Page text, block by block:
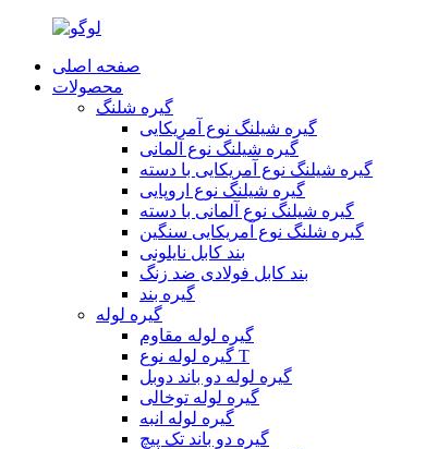
صفحه اصلی
محصولات
گیره شلنگ
گیره شیلنگ نوع آمریکایی
گیره شیلنگ نوع آلمانی
گیره شیلنگ نوع آمریکایی با دسته
گیره شیلنگ نوع اروپایی
گیره شیلنگ نوع آلمانی با دسته
گیره شلنگ نوع آمریکایی سنگین
بند کابل نایلونی
بند کابل فولادی ضد زنگ
گیره بند
گیره لوله
گیره لوله مقاوم
گیره لوله نوع T
گیره لوله دو باند دوبل
گیره لوله توخالی
گیره لوله انبه
گیره دو باند تک پیچ